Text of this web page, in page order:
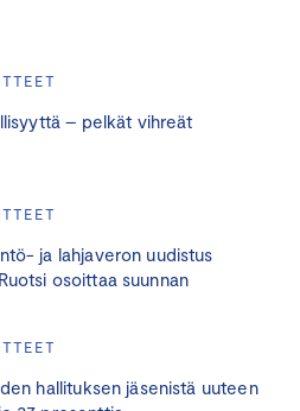
– pelkät vihreät
ja lahjaveron uudistus
osoittaa suunnan
hallituksen jäsenistä uuteen